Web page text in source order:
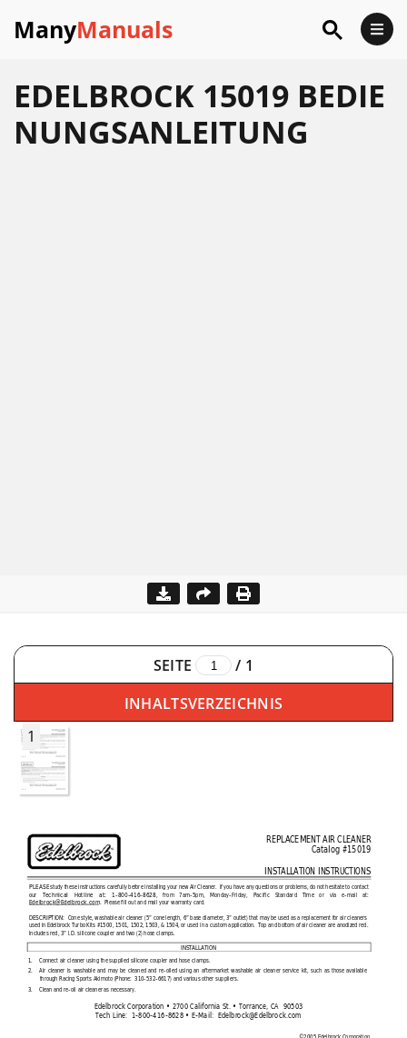
ManyManuals
EDELBROCK 15019 BEDIE
NUNGSANLEITUNG
SEITE / 1
INHALTSVERZEICHNIS
1
REPLACEMENT AIR CLEANER
Catalog #15019
INSTALLATION INSTRUCTIONS
PLEASEstudy these instructions carefully before installing your new Air Cleaner.  If you have any questions or problems, do not hesitate to contact
our Technical Hotline at: 1-800-416-8628, from 7am-5pm, Monday-Friday, Pacific Standard Time or via e-mail at:
Edelbrock@Edelbrock.com.  Please fill out and mail your warranty card.
DESCRIPTION: Cone style, washable air cleaner (5” cone length, 6” base diameter, 3” outlet) that may be used as a replacement for air cleaners
used in Edelbrock Turbo Kits #1500, 1501, 1502, 1503, & 1504, or used in a custom application.  Top and bottom of air cleaner are anodized red.
Includes red, 3” I.D. silicone coupler and two (2) hose clamps.
INSTALLATION
1.
Connect air cleaner using the supplied silicone coupler and hose clamps.
2. Air cleaner is washable and may be cleaned and re-oiled using an aftermarket washable air cleaner service kit, such as those available
through Racing Sports Akimoto (Phone:  310-532-6617) and various other suppliers.
3.
Clean and re-oil air cleaner as necessary.
Edelbrock Corporation • 2700 California St. • Torrance, CA  90503
Tech Line:  1-800-416-8628 • E-Mail: Edelbrock@Edelbrock.com